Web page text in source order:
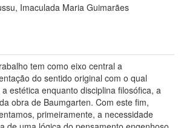
Imaculada Maria Guimarães
tem como eixo central a
do sentido original com o qual
a estética enquanto disciplina filosófica, a
obra de Baumgarten. Com este fim,
primeiramente, a necessidade